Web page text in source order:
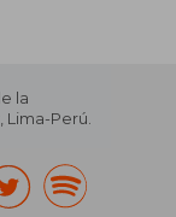
la
Lima-Perú.